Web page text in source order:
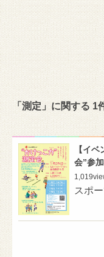
「測定」に関する
【イ
会”参
1,019
スポ